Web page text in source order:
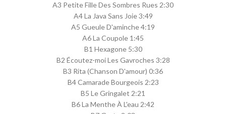
A3 Petite Fille Des Sombres Rues 2:30
A4 La Java Sans Joie 3:49
A5 Gueule D'aminche 4:19
A6 La Coupole 1:45
B1 Hexagone 5:30
B2 Écoutez-moi Les Gavroches 3:28
B3 Rita (Chanson D'amour) 0:36
B4 Camarade Bourgeois 2:23
B5 Le Gringalet 2:21
B6 La Menthe À L'eau 2:42